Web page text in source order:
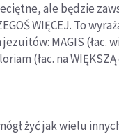
ale będzie
WIĘCEJ. To
MAGIS (łac.
(łac. na WIĘKSZĄ
żyć jak wielu